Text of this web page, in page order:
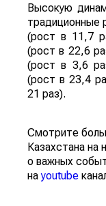
Высокую
традиционные
(рост в 11,7
(рост в 22,6
(рост в 3,6
(рост в 23,4
21 раз).
Смотрите
Казахстана на
о важных
наyoutube